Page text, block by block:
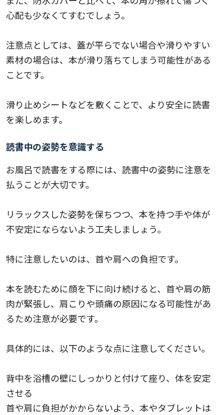
心配も少なくてすむでしょう。
注意点としては、蓋が平らでない場合や滑りやすい
素材の場合は、本が滑り落ちてしまう可能性がある
ことです。
滑り止めシートなどを敷くことで、より安全に読書
を楽しめます。
読書中の姿勢を意識する
お風呂で読書をする際には、読書中の姿勢に注意を
払うことが大切です。
リラックスした姿勢を保ちつつ、本を持つ手や体が
不安定にならないよう工夫しましょう。
特に注意したいのは、首や肩への負担です。
本を読むために顔を下に向け続けると、首や肩の筋
肉が緊張し、肩こりや頭痛の原因になる可能性があ
るため注意が必要です。
具体的には、以下のような点に注意してください。
背中を浴槽の壁にしっかりと付けて座り、体を安定
させる
首や肩に負担がかからないよう、本やタブレットは